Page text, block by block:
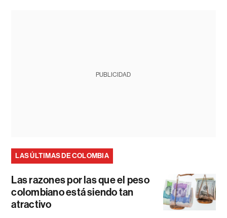
PUBLICIDAD
LAS ÚLTIMAS DE COLOMBIA
Las razones por las que el peso
colombiano está siendo tan
atractivo